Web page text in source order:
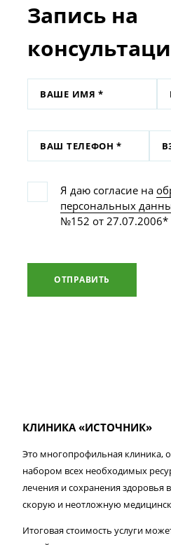
Запись на
Я даю согласие на
персональных
№152 от 27.07.2006*
ОТПРАВИТЬ
КЛИНИКА «ИСТОЧНИК»
Это многопрофильная клиника,
набором всех необходимых
лечения и сохранения здоровья
скорую и неотложную
Итоговая стоимость услуги